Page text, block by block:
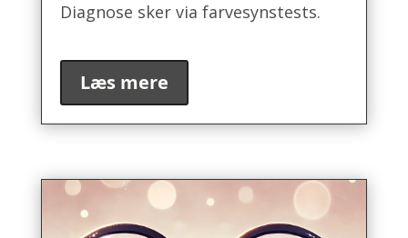
Diagnose sker via farvesynstests.
Læs mere